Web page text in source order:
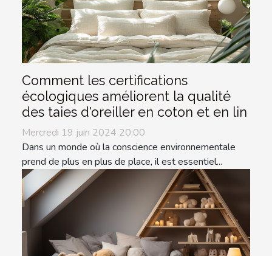
Comment les certifications
écologiques améliorent la qualité
des taies d'oreiller en coton et en lin
Mercredi 19 juin 2024 20:00
Dans un monde où la conscience environnementale
prend de plus en plus de place, il est essentiel...